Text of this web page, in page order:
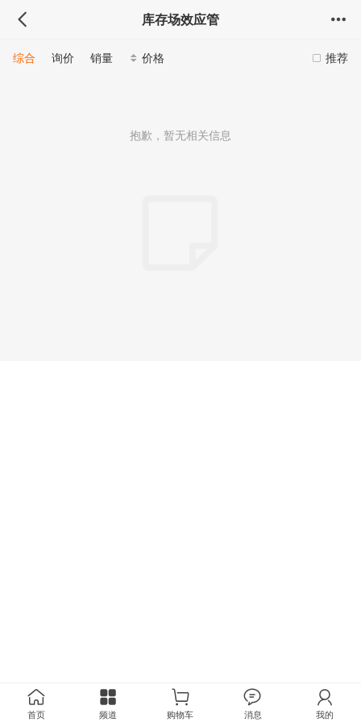
库存场效应管
推荐
综合 询价 销量 价格
抱歉，暂无相关信息
首页 频道 购物车 消息 我的